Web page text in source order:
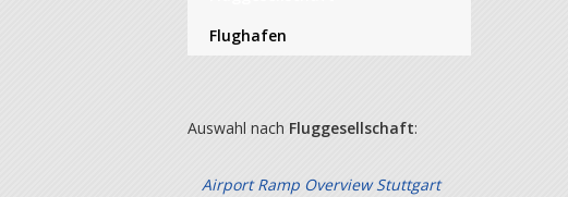
Flughafen
Auswahl nach Fluggesellschaft:
Airport Ramp Overview Stuttgart